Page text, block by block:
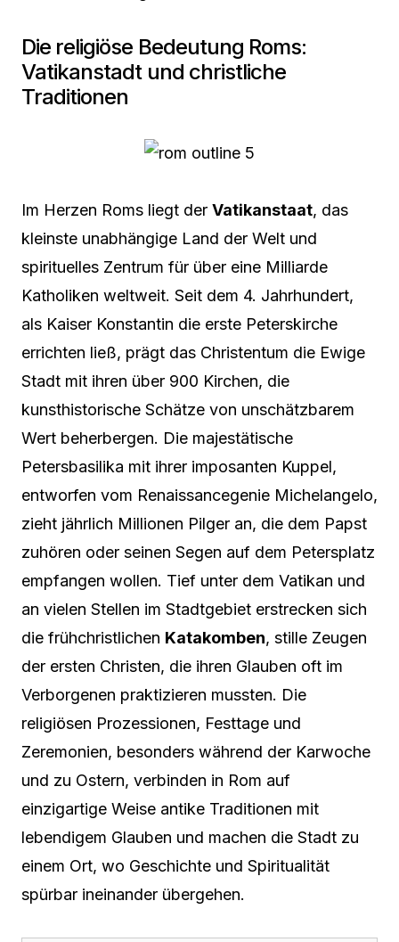
Die religiöse Bedeutung Roms:
Vatikanstadt und christliche
Traditionen
Im Herzen Roms liegt der Vatikanstaat, das
kleinste unabhängige Land der Welt und
spirituelles Zentrum für über eine Milliarde
Katholiken weltweit. Seit dem 4. Jahrhundert,
als Kaiser Konstantin die erste Peterskirche
errichten ließ, prägt das Christentum die Ewige
Stadt mit ihren über 900 Kirchen, die
kunsthistorische Schätze von unschätzbarem
Wert beherbergen. Die majestätische
Petersbasilika mit ihrer imposanten Kuppel,
entworfen vom Renaissancegenie Michelangelo,
zieht jährlich Millionen Pilger an, die dem Papst
zuhören oder seinen Segen auf dem Petersplatz
empfangen wollen. Tief unter dem Vatikan und
an vielen Stellen im Stadtgebiet erstrecken sich
die frühchristlichen Katakomben, stille Zeugen
der ersten Christen, die ihren Glauben oft im
Verborgenen praktizieren mussten. Die
religiösen Prozessionen, Festtage und
Zeremonien, besonders während der Karwoche
und zu Ostern, verbinden in Rom auf
einzigartige Weise antike Traditionen mit
lebendigem Glauben und machen die Stadt zu
einem Ort, wo Geschichte und Spiritualität
spürbar ineinander übergehen.